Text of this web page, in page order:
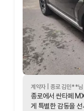
계약자 | 종로 김민**님
종로에서 싼타페
게 특별한 감동을